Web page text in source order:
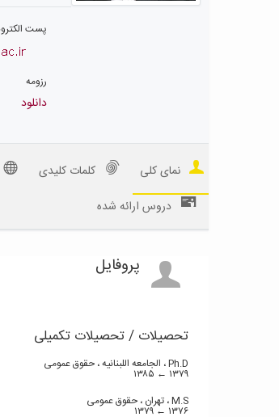
پست
رزومه
دانلود
نمای کلی کلمات کلیدی
دروس ارائه شده
پروفایل
تحصیلات / تحصیلات تکمیلی
Ph.D ، الجامعه اللبنانیه ، حقوق عمومی
۱۳۷۹ ←
۱۳۸۵
M.S ، تهران ، حقوق عمومی
۱۳۷۶ ←
۱۳۷۹